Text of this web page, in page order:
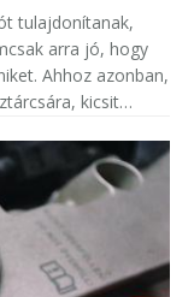
tulajdonítanak,
arra jó, hogy
Ahhoz azonban,
kicsit